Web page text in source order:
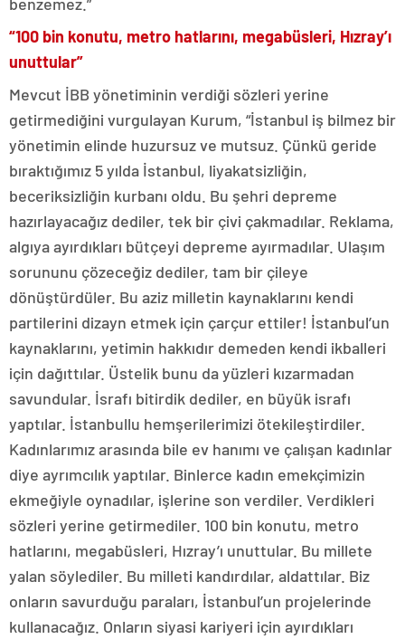
“100 bin konutu, metro hatlarını, megabüsleri, Hızray’ı
unuttular”
Mevcut İBB yönetiminin verdiği sözleri yerine
getirmediğini vurgulayan Kurum, “İstanbul iş bilmez bir
yönetimin elinde huzursuz ve mutsuz. Çünkü geride
bıraktığımız 5 yılda İstanbul, liyakatsizliğin,
beceriksizliğin kurbanı oldu. Bu şehri depreme
hazırlayacağız dediler, tek bir çivi çakmadılar. Reklama,
algıya ayırdıkları bütçeyi depreme ayırmadılar. Ulaşım
sorununu çözeceğiz dediler, tam bir çileye
dönüştürdüler. Bu aziz milletin kaynaklarını kendi
partilerini dizayn etmek için çarçur ettiler! İstanbul’un
kaynaklarını, yetimin hakkıdır demeden kendi ikballeri
için dağıttılar. Üstelik bunu da yüzleri kızarmadan
savundular. İsrafı bitirdik dediler, en büyük israfı
yaptılar. İstanbullu hemşerilerimizi ötekileştirdiler.
Kadınlarımız arasında bile ev hanımı ve çalışan kadınlar
diye ayrımcılık yaptılar. Binlerce kadın emekçimizin
ekmeğiyle oynadılar, işlerine son verdiler. Verdikleri
sözleri yerine getirmediler. 100 bin konutu, metro
hatlarını, megabüsleri, Hızray’ı unuttular. Bu millete
yalan söylediler. Bu milleti kandırdılar, aldattılar. Biz
onların savurduğu paraları, İstanbul’un projelerinde
kullanacağız. Onların siyasi kariyeri için ayırdıkları